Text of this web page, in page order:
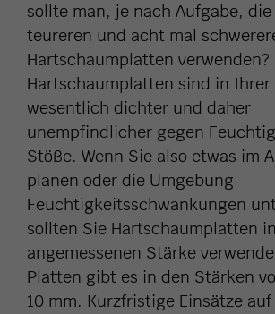
sollte man, je nach Aufgabe,
teureren und acht mal
Hartschaumplatten verwenden?
Hartschaumplatten sind in
wesentlich dichter und daher
unempfindlicher gegen
Stöße. Wenn Sie also etwas im
planen oder die Umgebung
Feuchtigkeitsschwankungen
sollten Sie Hartschaumplatten
angemessenen Stärke
Platten gibt es in den Stärken
10 mm. Kurzfristige Einsätze